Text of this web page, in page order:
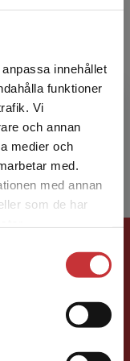
innehållet
funktioner
Vi
och annan
medier och
med.
med annan
som de har
Sverige.
Sverige. För
undervisning